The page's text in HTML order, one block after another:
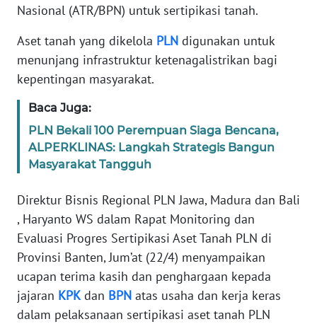
Nasional (ATR/BPN) untuk sertipikasi tanah.
Aset tanah yang dikelola PLN digunakan untuk
menunjang infrastruktur ketenagalistrikan bagi
kepentingan masyarakat.
Baca Juga:
PLN Bekali 100 Perempuan Siaga Bencana,
ALPERKLINAS: Langkah Strategis Bangun
Masyarakat Tangguh
Direktur Bisnis Regional PLN Jawa, Madura dan Bali
, Haryanto WS dalam Rapat Monitoring dan
Evaluasi Progres Sertipikasi Aset Tanah PLN di
Provinsi Banten, Jum’at (22/4) menyampaikan
ucapan terima kasih dan penghargaan kepada
jajaran KPKdan BPN atas usaha dan kerja keras
dalam pelaksanaan sertipikasi aset tanah PLN
Wahana
News
Regional
WN
SUMUT
WN
JABAR
WN
BANTEN